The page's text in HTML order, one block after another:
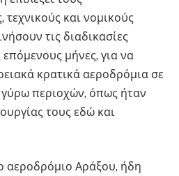
και νομικούς
τις διαδικασίες
μήνες, για να
κρατικά αεροδρόμια σε
γύρω περιοχών, όπως ήταν
τους εδώ και
αεροδρόμιο Αράξου, ήδη